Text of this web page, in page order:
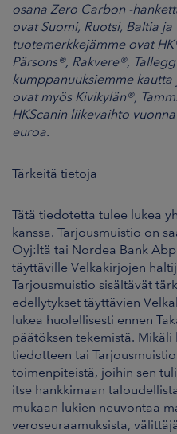
osana Zero Carbon -
ovat Suomi, Ruotsi, Baltia ja
tuotemerkkejämme ovat
Pärsons®, Rakvere®,
kumppanuuksiemme
ovat myös Kivikylän®,
HKScanin liikevaihto
euroa.
Tärkeitä tietoja
Tätä tiedotetta tulee lukea
kanssa. Tarjousmuistio on
Oyj:ltä tai Nordea Bank
täyttäville Velkakirjojen
Tarjousmuistio sisältävät
edellytykset täyttävien
lukea huolellisesti ennen
päätöksen tekemistä.
tiedotteen tai
toimenpiteistä, joihin sen
itse hankkimaan
mukaan lukien neuvontaa
veroseuraamuksista,